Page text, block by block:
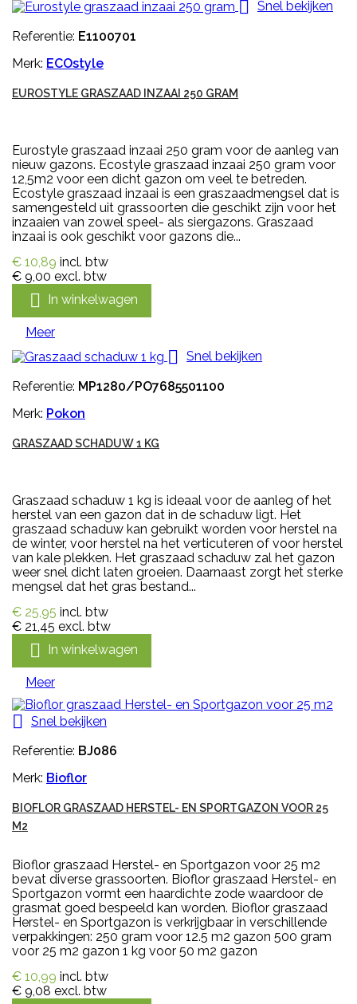
 Snel bekijken
Referentie: E1100701
Merk: ECOstyle
EUROSTYLE GRASZAAD INZAAI 250 GRAM
Eurostyle graszaad inzaai 250 gram voor de aanleg van
nieuw gazons. Ecostyle graszaad inzaai 250 gram voor
12,5m2 voor een dicht gazon om veel te betreden.
Ecostyle graszaad inzaai is een graszaadmengsel dat is
samengesteld uit grassoorten die geschikt zijn voor het
inzaaien van zowel speel- als siergazons. Graszaad
inzaai is ook geschikt voor gazons die...
€ 10,89 incl. btw
€ 9,00 excl. btw
 In winkelwagen
Meer
 Snel bekijken
Referentie: MP1280/PO7685501100
Merk: Pokon
GRASZAAD SCHADUW 1 KG
Graszaad schaduw 1 kg is ideaal voor de aanleg of het
herstel van een gazon dat in de schaduw ligt. Het
graszaad schaduw kan gebruikt worden voor herstel na
de winter, voor herstel na het verticuteren of voor herstel
van kale plekken. Het graszaad schaduw zal het gazon
weer snel dicht laten groeien. Daarnaast zorgt het sterke
mengsel dat het gras bestand...
€ 25,95 incl. btw
€ 21,45 excl. btw
 In winkelwagen
Meer

Snel bekijken
Referentie: BJ086
Merk: Bioflor
BIOFLOR GRASZAAD HERSTEL- EN SPORTGAZON VOOR 25
M2
Bioflor graszaad Herstel- en Sportgazon voor 25 m2
bevat diverse grassoorten. Bioflor graszaad Herstel- en
Sportgazon vormt een haardichte zode waardoor de
grasmat goed bespeeld kan worden. Bioflor graszaad
Herstel- en Sportgazon is verkrijgbaar in verschillende
verpakkingen: 250 gram voor 12.5 m2 gazon 500 gram
voor 25 m2 gazon 1 kg voor 50 m2 gazon
€ 10,99 incl. btw
€ 9,08 excl. btw